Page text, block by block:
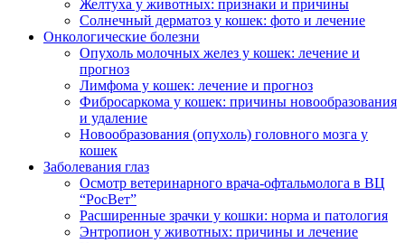
Желтуха у животных: признаки и причины
Солнечный дерматоз у кошек: фото и лечение
Онкологические болезни
Опухоль молочных желез у кошек: лечение и
прогноз
Лимфома у кошек: лечение и прогноз
Фибросаркома у кошек: причины новообразования
и удаление
Новообразования (опухоль) головного мозга у
кошек
Заболевания глаз
Осмотр ветеринарного врача-офтальмолога в ВЦ
“РосВет”
Расширенные зрачки у кошки: норма и патология
Энтропион у животных: причины и лечение